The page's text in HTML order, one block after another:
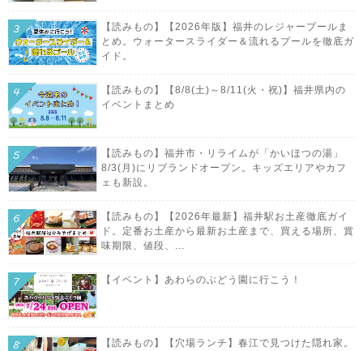
【読みもの】【2026年版】福井のレジャープールま
とめ。ウォータースライダー＆流れるプールを徹底ガ
イド。
【読みもの】【8/8(土)～8/11(火・祝)】福井県内の
イベントまとめ
【読みもの】福井市・リライムが「かいほつの湯」
8/3(月)にリブランドオープン。キッズエリアやカフ
ェも新設。
【読みもの】【2026年最新】福井駅お土産徹底ガイ
ド。定番お土産から最新お土産まで、買える場所、賞
味期限、値段、...
【イベント】あわらのぶどう園に行こう！
【読みもの】【穴場ランチ】春江で見つけた隠れ家。